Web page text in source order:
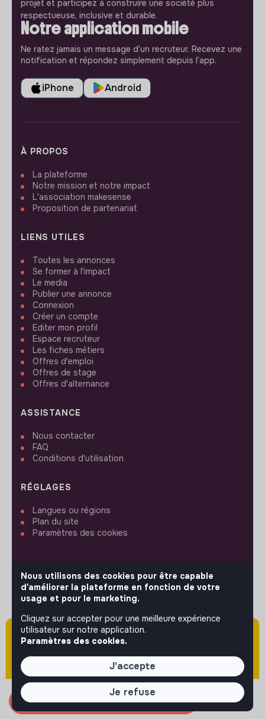
Attention cette annonce a été publiée il y a
plus de 60 jours (le 24/04/2026) et est sans
doute expirée ou non mise à jour.
Candidater
projet et participez à construire une société plus
respectueuse, inclusive et durable.
Notre application mobile
Ne ratez jamais un message d’un recruteur. Recevez une
notification et répondez simplement depuis l’app.
iPhone Android
À PROPOS
La plateforme
Notre mission et notre impact
L'association makesense
Proposition de partenariat
LIENS UTILES
Toutes les annonces
Se former à l'impact
Le media
Publier une annonce
Connexion
Créer un compte
Editer mon profil
Espace recruteur
Les fiches métiers
Offres d'emploi
Offres de stage
Offres d'alternance
ASSISTANCE
Nous contacter
FAQ
Conditions d'utilisation
RÉGLAGES
Langues ou régions
Plan du site
Paramètres des cookies
SUIVEZ-NOUS
© 2026 jobs that makesense.
Nous utilisons des cookies pour être capable
d'améliorer la plateforme en fonction de votre
usage et pour le marketing.
Cliquez sur accepter pour une meilleure expérience
utilisateur sur notre application.
Paramètres des cookies.
J'accepte
Je refuse